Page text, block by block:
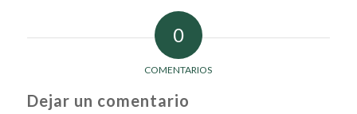
0
COMENTARIOS
Dejar un comentario